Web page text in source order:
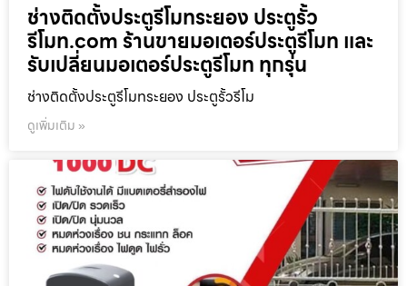
ช่างติดตั้งประตูรีโมทระยอง ประตูรั้ว
รีโมท.com ร้านขายมอเตอร์ประตูรีโมท และ
รับเปลี่ยนมอเตอร์ประตูรีโมท ทุกรุ่น
ช่างติดตั้งประตูรีโมทระยอง ประตูรั้วรีโม
ดูเพิ่มเติม »